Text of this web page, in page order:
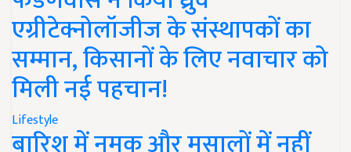
एग्रीटेक्नोलॉजीज के संस्थापकों का
सम्मान, किसानों के लिए नवाचार को
मिली नई पहचान!
Lifestyle